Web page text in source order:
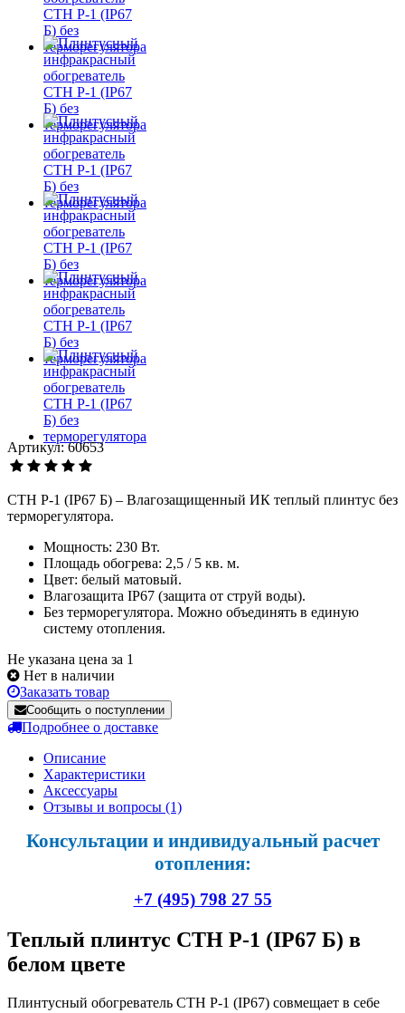
Артикул: 60653
СТН P-1 (IP67 Б) – Влагозащищенный ИК теплый плинтус без
терморегулятора.
Мощность: 230 Вт.
Площадь обогрева: 2,5 / 5 кв. м.
Цвет: белый матовый.
Влагозащита IP67 (защита от струй воды).
Без терморегулятора. Можно объединять в единую
систему отопления.
Не указана цена за 1
Нет в наличии
Заказать товар
Сообщить о поступлении
Подробнее о доставке
Описание
Характеристики
Аксессуары
Отзывы и вопросы (1)
Консультации и индивидуальный расчет
отопления:
+7 (495) 798 27 55
Теплый плинтус СТН Р-1 (IP67 Б) в
белом цвете
Плинтусный обогреватель СТН Р-1 (IP67) совмещает в себе